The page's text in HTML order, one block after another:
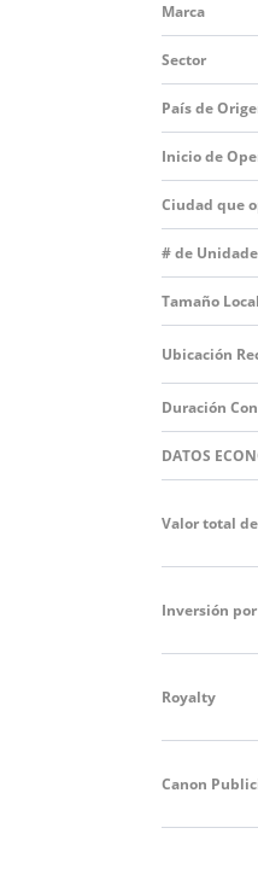
Marca
Sector
País de
Inicio de
Ciudad que
# de
Tamaño
Ubicación
Duración
DATOS
Valor total
Inversión
Royalty
Canon